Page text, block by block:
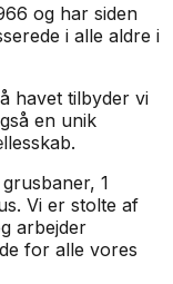
og har siden
i alle aldre i
havet tilbyder vi
en unik
1
Vi er stolte af
arbejder
for alle vores